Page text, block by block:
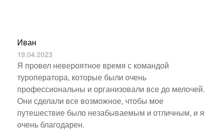
Иван
19.04.2023
Я провел невероятное время с командой
туроператора, которые были очень
профессиональны и организовали все до мелочей.
Они сделали все возможное, чтобы мое
путешествие было незабываемым и отличным, и я
очень благодарен.